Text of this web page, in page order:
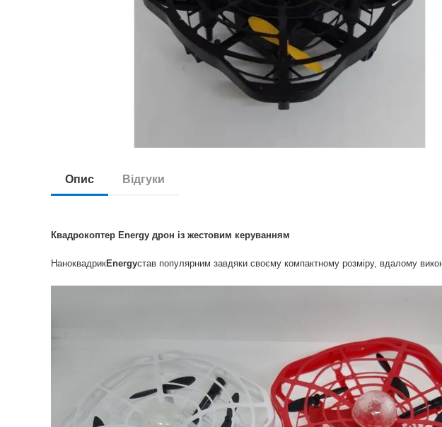
Опис Відгуки
Квадрокоптер Energy дрон із жестовим керуванням
НаноквадрикEnergyстав популярним завдяки своєму компактному розміру, вдалому